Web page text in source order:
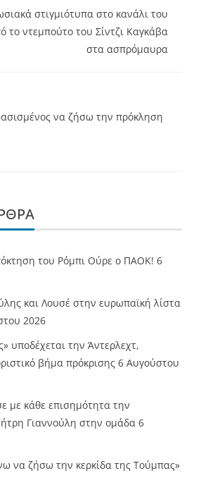
στιγμιότυπα στο κανάλι του
το ντεμπούτο του Σίντζι Καγκάβα
στα ασπρόμαυρα
να ζήσω την πρόκληση
του Ρόμπι Ούρε ο ΠΑΟΚ! 6
και Λουσέ στην ευρωπαϊκή λίστα
2026
υποδέχεται την Άντερλεχτ,
βήμα πρόκρισης 6 Αυγούστου
με κάθε επισημότητα την
Γιαννούλη στην ομάδα 6
να ζήσω την κερκίδα της Τούμπας»